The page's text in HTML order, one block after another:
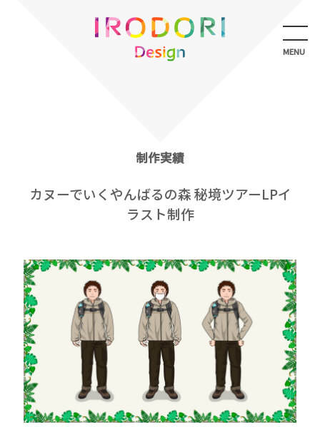
ニ
ュ
ー
MENU
制作実績
カヌーでいくやんばるの森 秘境ツアーLPイ
ラスト制作